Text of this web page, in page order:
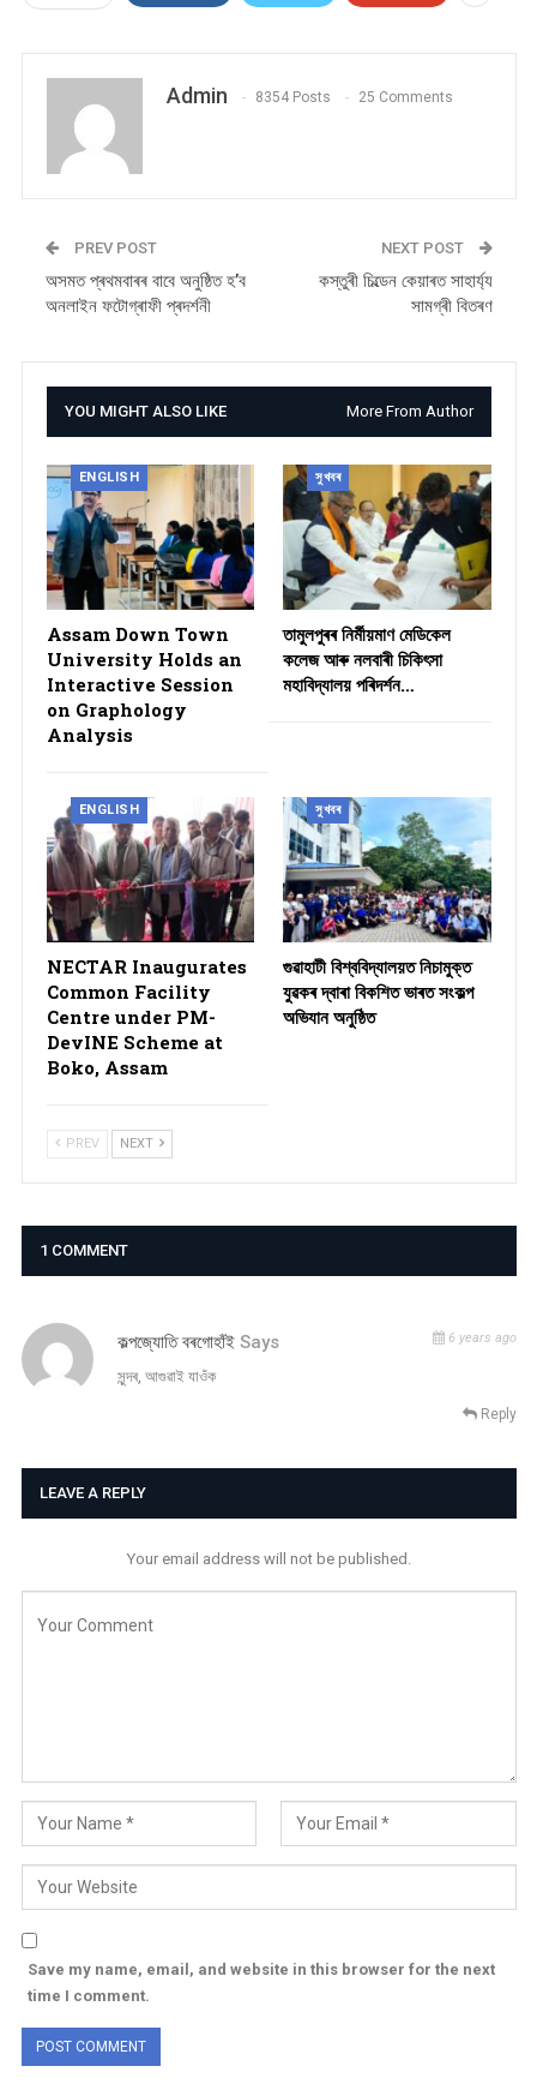
Admin 8354 Posts 25 Comments
PREV POST
অসমত প্ৰথমবাৰৰ বাবে অনুষ্ঠিত হ’ব
অনলাইন ফটোগ্ৰাফী প্ৰদৰ্শনী
NEXT POST
কস্তুৰী চিল্ডেন কেয়াৰত সাহাৰ্য্য
সামগ্ৰী বিতৰণ
YOU MIGHT ALSO LIKE More From Author
ENGLISH
Assam Down Town
University Holds an
Interactive Session
on Graphology
Analysis
সুখবৰ
তামুলপুৰৰ নিৰ্মীয়মাণ মেডিকেল
কলেজ আৰু নলবাৰী চিকিৎসা
মহাবিদ্যালয় পৰিদৰ্শন…
ENGLISH
NECTAR Inaugurates
Common Facility
Centre under PM-
DevINE Scheme at
Boko, Assam
সুখবৰ
গুৱাহাটী বিশ্ববিদ্যালয়ত নিচামুক্ত
যুৱকৰ দ্বাৰা বিকশিত ভাৰত সংকল্প
অভিযান অনুষ্ঠিত
PREV NEXT
1 COMMENT
কল্পজ্যোতি বৰগোহাঁই Says 6 years ago
সুন্দৰ, আগুৱাই যাওঁক
Reply
LEAVE A REPLY
Your email address will not be published.
Save my name, email, and website in this browser for the next
time I comment.